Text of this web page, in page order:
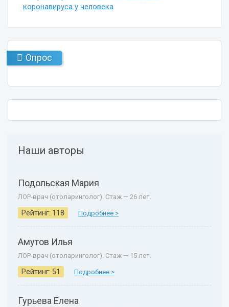
коронавируса у человека
Опрос
Наши авторы
Подольская Мария
ЛОР-врач (отоларинголог). Стаж — 26 лет.
Рейтинг: 118 Подробнее >
Амутов Илья
ЛОР-врач (отоларинголог). Стаж — 15 лет.
Рейтинг: 51 Подробнее >
Гурьева Елена